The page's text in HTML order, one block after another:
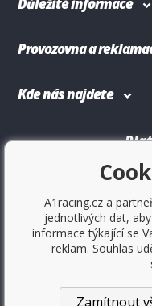
Provozovna a
Kde nás najdete
A1racing.cz a
jednotlivých dat,
informace týkající se
reklam. Souhlas
Zamítnout